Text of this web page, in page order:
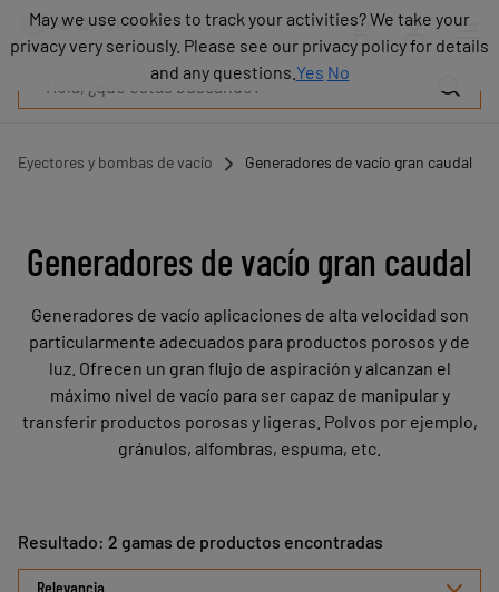
Eyectores y bombas de vacío Generadores de vacío gran caudal
Generadores de vacío gran caudal
Generadores de vacío aplicaciones de alta velocidad son
particularmente adecuados para productos porosos y de
luz. Ofrecen un gran flujo de aspiración y alcanzan el
máximo nivel de vacío para ser capaz de manipular y
transferir productos porosas y ligeras. Polvos por ejemplo,
gránulos, alfombras, espuma, etc.
Resultado: 2 gamas de productos encontradas
Seleccionar
Productos
Industrias
Recursos
Contacto
Contacto
May we use cookies to track your activities? We take your
privacy very seriously. Please see our privacy policy for details
and any questions. Yes No
May we use cookies to track your activities? We take your
privacy very seriously. Please see our privacy policy for details
and any questions. Yes No